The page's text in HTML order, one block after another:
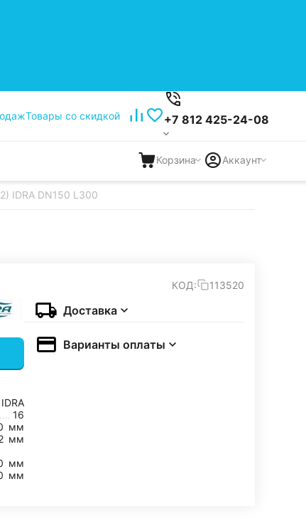
Товары со скидкой +7 812 425-24-08
Корзина Аккаунт
IDRA DN150 L300
КОД: 113520
IDRA
16
мм
мм
мм
мм
Доставка
Варианты оплаты